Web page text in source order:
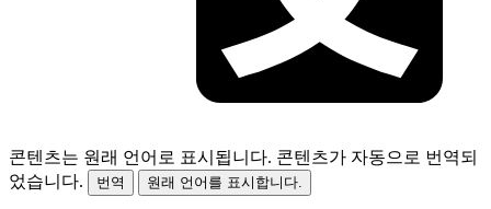
콘텐츠는 원래 언어로 표시됩니다. 콘텐츠가 자동으로 번역되
었습니다.
번역 원래 언어를 표시합니다.